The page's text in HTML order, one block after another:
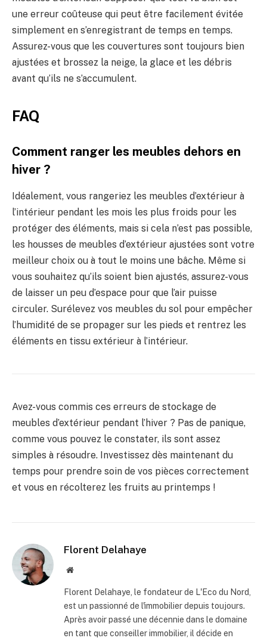
une erreur coûteuse qui peut être facilement évitée
simplement en s’enregistrant de temps en temps.
Assurez-vous que les couvertures sont toujours bien
ajustées et brossez la neige, la glace et les débris
avant qu’ils ne s’accumulent.
FAQ
Comment ranger les meubles dehors en
hiver ?
Idéalement, vous rangeriez les meubles d’extérieur à
l’intérieur pendant les mois les plus froids pour les
protéger des éléments, mais si cela n’est pas possible,
les housses de meubles d’extérieur ajustées sont votre
meilleur choix ou à tout le moins une bâche. Même si
vous souhaitez qu’ils soient bien ajustés, assurez-vous
de laisser un peu d’espace pour que l’air puisse
circuler. Surélevez vos meubles du sol pour empêcher
l’humidité de se propager sur les pieds et rentrez les
éléments en tissu extérieur à l’intérieur.
Avez-vous commis ces erreurs de stockage de
meubles d’extérieur pendant l’hiver ? Pas de panique,
comme vous pouvez le constater, ils sont assez
simples à résoudre. Investissez dès maintenant du
temps pour prendre soin de vos pièces correctement
et vous en récolterez les fruits au printemps !
Florent Delahaye
Site
Florent Delahaye, le fondateur de L'Eco du Nord,
est un passionné de l'immobilier depuis toujours.
Après avoir passé une décennie dans le domaine
en tant que conseiller immobilier, il décide en